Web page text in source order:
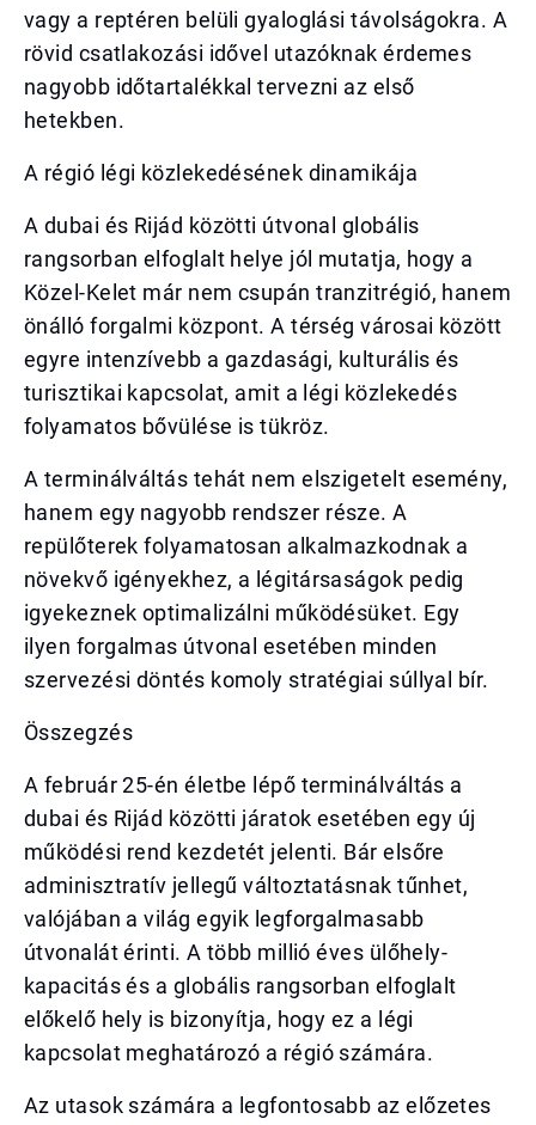
vagy a reptéren belüli gyaloglási távolságokra. A
rövid csatlakozási idővel utazóknak érdemes
nagyobb időtartalékkal tervezni az első
hetekben.
A régió légi közlekedésének dinamikája
A dubai és Rijád közötti útvonal globális
rangsorban elfoglalt helye jól mutatja, hogy a
Közel-Kelet már nem csupán tranzitrégió, hanem
önálló forgalmi központ. A térség városai között
egyre intenzívebb a gazdasági, kulturális és
turisztikai kapcsolat, amit a légi közlekedés
folyamatos bővülése is tükröz.
A terminálváltás tehát nem elszigetelt esemény,
hanem egy nagyobb rendszer része. A
repülőterek folyamatosan alkalmazkodnak a
növekvő igényekhez, a légitársaságok pedig
igyekeznek optimalizálni működésüket. Egy
ilyen forgalmas útvonal esetében minden
szervezési döntés komoly stratégiai súllyal bír.
Összegzés
A február 25-én életbe lépő terminálváltás a
dubai és Rijád közötti járatok esetében egy új
működési rend kezdetét jelenti. Bár elsőre
adminisztratív jellegű változtatásnak tűnhet,
valójában a világ egyik legforgalmasabb
útvonalát érinti. A több millió éves ülőhely-
kapacitás és a globális rangsorban elfoglalt
előkelő hely is bizonyítja, hogy ez a légi
kapcsolat meghatározó a régió számára.
Az utasok számára a legfontosabb az előzetes